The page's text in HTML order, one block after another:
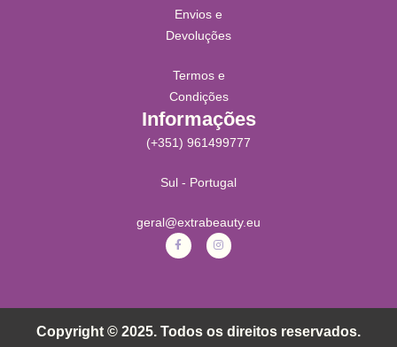
Envios e
Devoluções
Termos e
Condições
Informações
(+351) 961499777
Sul - Portugal
geral@extrabeauty.eu
Copyright © 2025. Todos os direitos reservados.